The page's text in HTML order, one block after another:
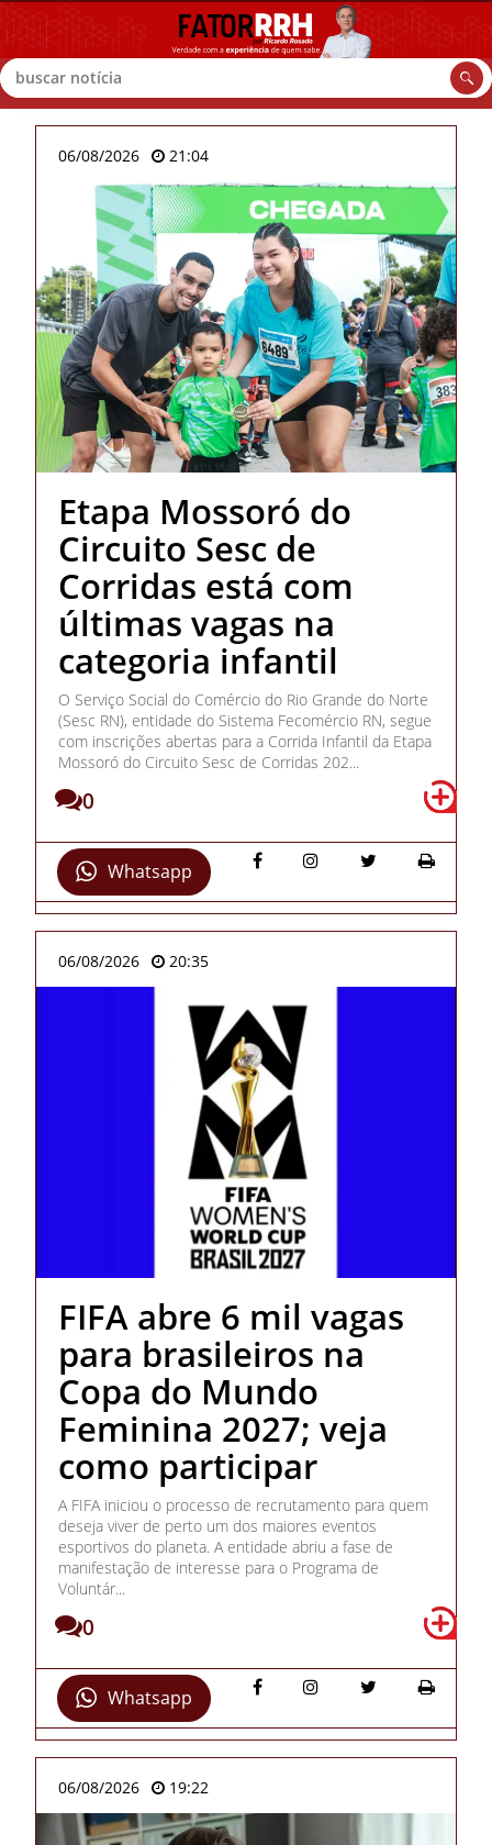
Buscar
06/08/2026 21:04
Etapa Mossoró do
Circuito Sesc de
Corridas está com
últimas vagas na
categoria infantil
O Serviço Social do Comércio do Rio Grande do Norte
(Sesc RN), entidade do Sistema Fecomércio RN, segue
com inscrições abertas para a Corrida Infantil da Etapa
Mossoró do Circuito Sesc de Corridas 202...
0
Whatsapp
06/08/2026 20:35
FIFA abre 6 mil vagas
para brasileiros na
Copa do Mundo
Feminina 2027; veja
como participar
A FIFA iniciou o processo de recrutamento para quem
deseja viver de perto um dos maiores eventos
esportivos do planeta. A entidade abriu a fase de
manifestação de interesse para o Programa de
Voluntár...
0
Whatsapp
06/08/2026 19:22